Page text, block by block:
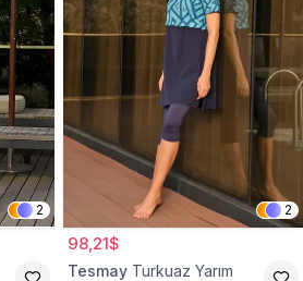
2 2
98,21$
Tesmay Turkuaz Yarım